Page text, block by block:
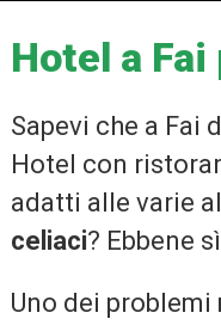
Hotel a
Sapevi che a Fai
Hotel con
adatti alle varie
celiaci? Ebbene
Uno dei